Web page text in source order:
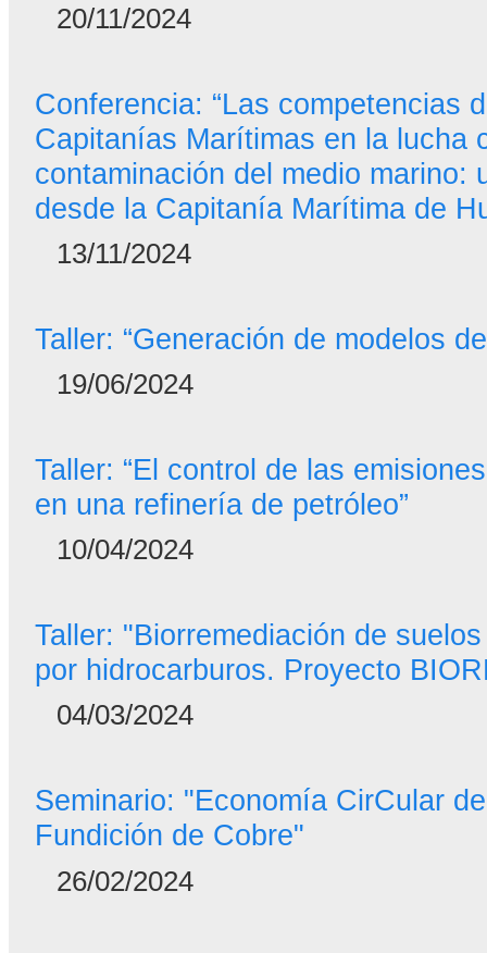
20/11/2024
Conferencia: “Las competencias
Capitanías Marítimas en la lucha
contaminación del medio marino:
desde la Capitanía Marítima de
13/11/2024
Taller: “Generación de modelos
19/06/2024
Taller: “El control de las
en una refinería de petróleo”
10/04/2024
Taller: "Biorremediación de
por hidrocarburos. Proyecto
04/03/2024
Seminario: "Economía CirCular
Fundición de Cobre"
26/02/2024